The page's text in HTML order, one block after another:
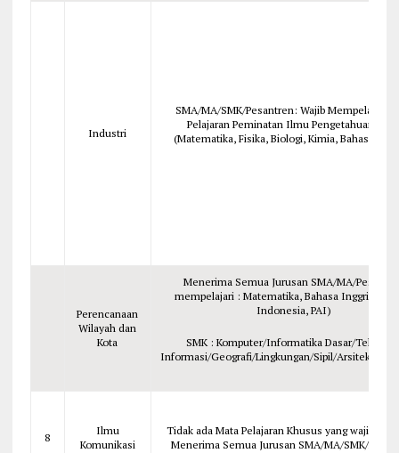
Industri
SMA/MA/SMK/Pesantren: Wajib Mempelajari
Pelajaran Peminatan Ilmu Pengetahuan
(Matematika, Fisika, Biologi, Kimia, Bahasa
Perencanaan
Wilayah dan
Kota
Menerima Semua Jurusan SMA/MA/
mempelajari : Matematika, Bahasa Inggris,
Indonesia, PAI)
SMK : Komputer/Informatika Dasar/
Informasi/Geografi/Lingkungan/Sipil/Arsitektur/
8
Ilmu
Komunikasi
Tidak ada Mata Pelajaran Khusus yang wajib
Menerima Semua Jurusan SMA/MA/SMK/